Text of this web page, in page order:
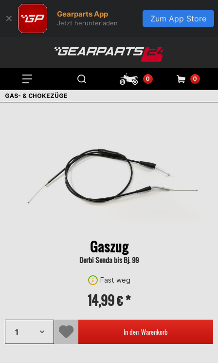
✕ Gearparts App
Jetzt herunterladen Zum App Store
0 0
GAS- & CHOKEZÜGE
Gaszug
Derbi Senda bis Bj. 99
Fast weg
14,99 € *
In den Warenkorb